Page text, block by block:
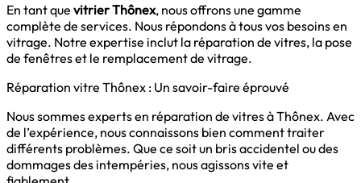
En tant que vitrier Thônex, nous offrons une gamme
complète de services. Nous répondons à tous vos besoins en
vitrage. Notre expertise inclut la réparation de vitres, la pose
de fenêtres et le remplacement de vitrage.
Réparation vitre Thônex : Un savoir-faire éprouvé
Nous sommes experts en réparation de vitres à Thônex. Avec
de l’expérience, nous connaissons bien comment traiter
différents problèmes. Que ce soit un bris accidentel ou des
dommages des intempéries, nous agissons vite et